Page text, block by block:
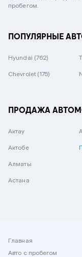
пробегом.
ПОПУЛЯРНЫЕ
Hyundai (762)
Chevrolet (175)
ПРОДАЖА
Актау
Актобе
Алматы
Астана
Главная
Авто с пробегом